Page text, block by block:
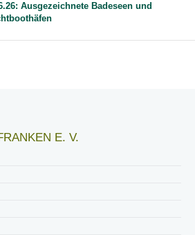
Ausgezeichnete Badeseen und
E. V.